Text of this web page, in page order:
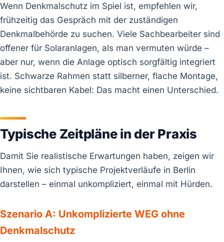
Wenn Denkmalschutz im Spiel ist, empfehlen wir,
frühzeitig das Gespräch mit der zuständigen
Denkmalbehörde zu suchen. Viele Sachbearbeiter sind
offener für Solaranlagen, als man vermuten würde –
aber nur, wenn die Anlage optisch sorgfältig integriert
ist. Schwarze Rahmen statt silberner, flache Montage,
keine sichtbaren Kabel: Das macht einen Unterschied.
Typische Zeitpläne in der Praxis
Damit Sie realistische Erwartungen haben, zeigen wir
Ihnen, wie sich typische Projektverläufe in Berlin
darstellen – einmal unkompliziert, einmal mit Hürden.
Szenario A: Unkomplizierte WEG ohne
Denkmalschutz